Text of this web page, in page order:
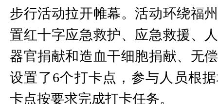
步行活动拉开帷幕。活动环绕福
置红十字应急救护、应急救援、
器官捐献和造血干细胞捐献、无
设置了6个打卡点，参与人员根
卡点按要求完成打卡任务。